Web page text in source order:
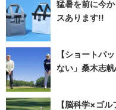
猛暑を前に今
スあります!!
【ショートパ
ない」桑木志
【脳科学×ゴ